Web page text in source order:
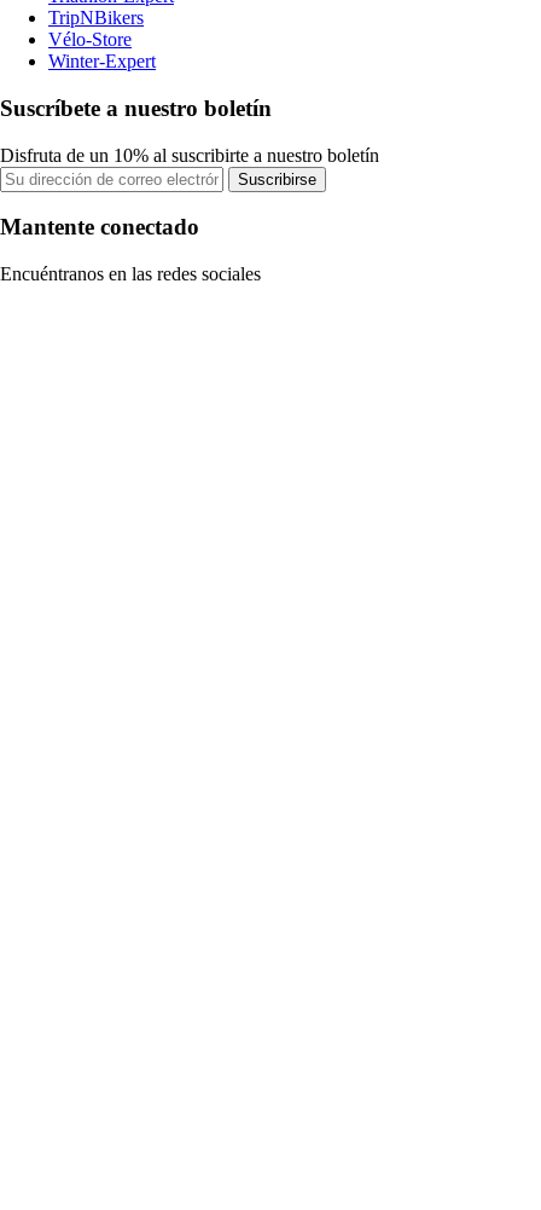
TripNBikers
Vélo-Store
Winter-Expert
Suscríbete a nuestro boletín
Disfruta de un 10% al suscribirte a nuestro boletín
Suscribirse
Mantente conectado
Encuéntranos en las redes sociales